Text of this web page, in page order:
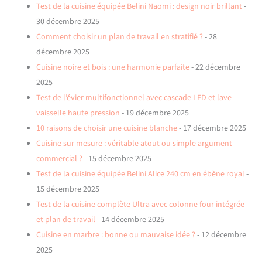
Test de la cuisine équipée Belini Naomi : design noir brillant-
30 décembre 2025
Comment choisir un plan de travail en stratifié ?- 28
décembre 2025
Cuisine noire et bois : une harmonie parfaite- 22 décembre
2025
Test de l’évier multifonctionnel avec cascade LED et lave-
vaisselle haute pression - 19 décembre 2025
10 raisons de choisir une cuisine blanche- 17 décembre 2025
Cuisine sur mesure : véritable atout ou simple argument
commercial ?- 15 décembre 2025
Test de la cuisine équipée Belini Alice 240 cm en ébène royal -
15 décembre 2025
Test de la cuisine complète Ultra avec colonne four intégrée
et plan de travail - 14 décembre 2025
Cuisine en marbre : bonne ou mauvaise idée ?- 12 décembre
2025